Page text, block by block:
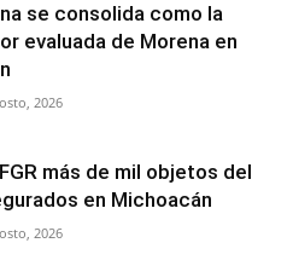
se consolida como la
evaluada de Morena en
2026
más de mil objetos del
en Michoacán
2026